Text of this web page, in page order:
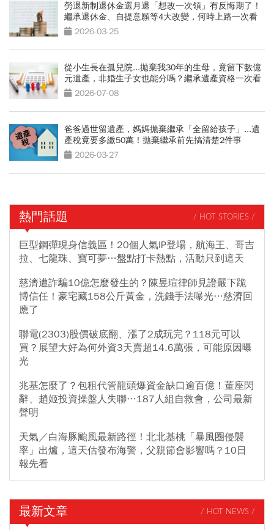
勞退新制退休金選月退「想改一次領」有反悔期了！
繼承退休金、自提意願等4大改變，何時上路一次看
2026-03-25
從小生長在孤兒院...拋棄我30年的生母，竟留下數億
元遺產，非婚生子女也能分嗎？繼承遺產資格一次看
2026-07-08
爸爸過世留遺產，媽媽拋棄繼承「全留給孩子」...遺
產稅竟要多繳50萬！拋棄繼承前先搞清楚2件事
2026-03-27
熱門話題 / HOT STORIES /
巨型鋼彈現身信義區！20個人氣IP登場，航海王、哥吉
拉、七龍珠、寶可夢…盤點打卡熱點，活動只到這天
慈濟遭詐騙10億怎麼發生的？陳昱瑄律師見證嚴下跪
博信任！豪宅藏158公斤黃金，洗錢手法曝光…慈濟回
應了
聯電(2303)股價破底翻、漲了2成玩完？118元可以
買？展望大好為何外資3天賣超14.6萬張，可能原因曝
光
兆基怎麼了？包租代管龍頭爆資金缺口逾百億！董座閃
辭、趙姬投資操盤人失聯…187人組自救會，公司最新
聲明
天氣／白海豚颱風最新路徑！北北基桃「暴風圈侵襲
率」出爐，這天估發布海警，父親節會影響嗎？10日
報先看
最新文章 / HOT NEWS /